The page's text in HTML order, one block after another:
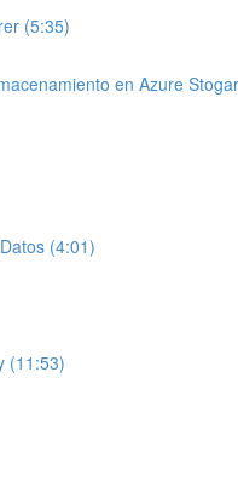
(5:35)
en Azure
(4:01)
(11:53)